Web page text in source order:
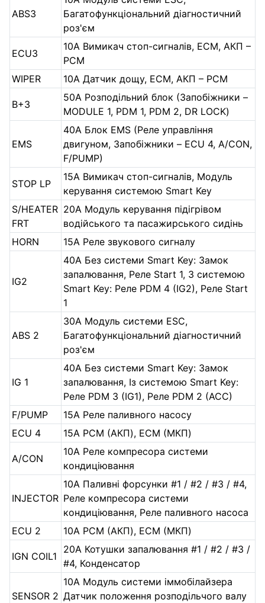
ABS3
Багатофункціональний діагностичний
роз'єм
ECU3
10А Вимикач стоп-сигналів, ECM, АКП –
PCM
WIPER
10А Датчик дощу, ECM, АКП – PCM
B+3
50А Розподільний блок (Запобіжники –
MODULE 1, PDM 1, PDM 2, DR LOCK)
EMS
40А Блок EMS (Реле управління
двигуном, Запобіжники – ECU 4, A/CON,
F/PUMP)
STOP LP
15А Вимикач стоп-сигналів, Модуль
керування системою Smart Key
S/HEATER
FRT
20А Модуль керування підігрівом
водійського та пасажирського сидінь
HORN
15А Реле звукового сигналу
IG2
40А Без системи Smart Key: Замок
запалювання, Реле Start 1, З системою
Smart Key: Реле PDM 4 (IG2), Реле Start
1
ABS 2
30А Модуль системи ESC,
Багатофункціональний діагностичний
роз'єм
IG 1
40А Без системи Smart Key: Замок
запалювання, Із системою Smart Key:
Реле PDM 3 (IG1), Реле PDM 2 (ACC)
F/PUMP
15А Реле паливного насосу
ECU 4
15А PCM (АКП), ECM (МКП)
A/CON
10А Реле компресора системи
кондиціювання
INJECTOR
10А Паливні форсунки #1 / #2 / #3 / #4,
Реле компресора системи
кондиціювання, Реле паливного насоса
ECU 2
10А PCM (АКП), ECM (МКП)
IGN COIL1
20А Котушки запалювання #1 / #2 / #3 /
#4, Конденсатор
SENSOR 2
10А Модуль системи іммобілайзера
Датчик положення розподільчого валу